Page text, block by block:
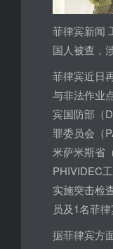
菲律宾新闻
国人被查，
菲律宾近日
与非法作业
宾国防部（
罪委员会（
米萨米斯省
PHIVIDEC
实施突击检
员及1名菲
据菲律宾方